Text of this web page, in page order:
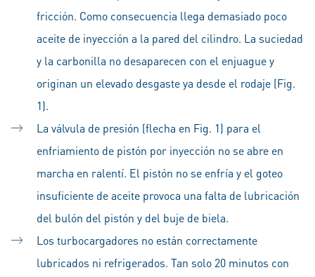
fricción. Como consecuencia llega demasiado poco
aceite de inyección a la pared del cilindro. La suciedad
y la carbonilla no desaparecen con el enjuague y
originan un elevado desgaste ya desde el rodaje (Fig.
1).
La válvula de presión (flecha en Fig. 1) para el
enfriamiento de pistón por inyección no se abre en
marcha en ralentí. El pistón no se enfría y el goteo
insuficiente de aceite provoca una falta de lubricación
del bulón del pistón y del buje de biela.
Los turbocargadores no están correctamente
lubricados ni refrigerados. Tan solo 20 minutos con